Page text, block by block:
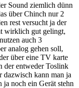
Sound ziemlich dünn
über Chinch nur 2
rest versucht ja der
wirklich gut gelingt,
auch 3
analog gehen soll,
über eine TV karte
der entweder Toslink
kann man ja
ja noch ein Gerät stehn